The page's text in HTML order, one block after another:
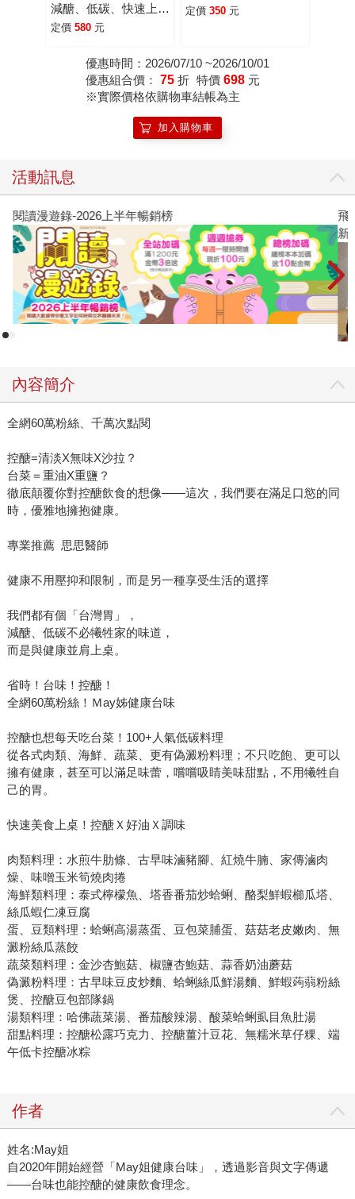
減醣、低碳、快速上
桌，每天都想吃的三餐
定價 580 元
定價 350 元
優惠時間：2026/07/10 ~2026/10/01
優惠組合價： 75 折 特價 698 元
※實際價格依購物車結帳為主
加入購物車
活動訊息
閱讀漫遊錄-2026上半年暢銷榜
飛
新
內容簡介
全網60萬粉絲、千萬次點閱
控醣=清淡X無味X沙拉？
台菜＝重油X重鹽？
徹底顛覆你對控醣飲食的想像——這次，我們要在滿足口慾的同
時，優雅地擁抱健康。
專業推薦 思思醫師
健康不用壓抑和限制，而是另一種享受生活的選擇
我們都有個「台灣胃」，
減醣、低碳不必犧牲家的味道，
而是與健康並肩上桌。
省時！台味！控醣！
全網60萬粉絲！Ｍay姊健康台味
控醣也想每天吃台菜！100+人氣低碳料理
從各式肉類、海鮮、蔬菜、更有偽澱粉料理；不只吃飽、更可以
擁有健康，甚至可以滿足味蕾，嚐嚐吸睛美味甜點，不用犧牲自
己的胃。
快速美食上桌！控醣Ｘ好油Ｘ調味
肉類料理：水煎牛肋條、古早味滷豬腳、紅燒牛腩、家傳滷肉
燥、味噌玉米筍燒肉捲
海鮮類料理：泰式檸檬魚、塔香番茄炒蛤蜊、酪梨鮮蝦櫛瓜塔、
絲瓜蝦仁凍豆腐
蛋、豆類料理：蛤蜊高湯蒸蛋、豆包菜脯蛋、菇菇老皮嫩肉、無
澱粉絲瓜蒸餃
蔬菜類料理：金沙杏鮑菇、椒鹽杏鮑菇、蒜香奶油蘑菇
偽澱粉料理：古早味豆皮炒麵、蛤蜊絲瓜鮮湯麵、鮮蝦蒟蒻粉絲
煲、控醣豆包部隊鍋
湯類料理：哈佛蔬菜湯、番茄酸辣湯、酸菜蛤蜊虱目魚肚湯
甜點料理：控醣松露巧克力、控醣薑汁豆花、無糯米草仔粿、端
午低卡控醣冰粽
作者
姓名:May姐
自2020年開始經營「May姐健康台味」，透過影音與文字傳遞
——台味也能控醣的健康飲食理念。